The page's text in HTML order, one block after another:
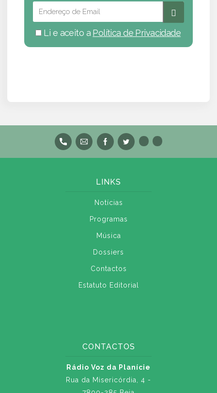
Li e aceito a Política de Privacidade
LINKS
Notícias
Programas
Música
Dossiers
Contactos
Estatuto Editorial
CONTACTOS
Rádio Voz da Planície
Rua da Misericórdia, 4 -